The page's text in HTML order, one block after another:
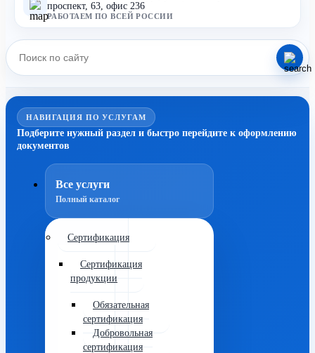
проспект, 63, офис 236
РАБОТАЕМ ПО ВСЕЙ РОССИИ
НАВИГАЦИЯ ПО УСЛУГАМ
Подберите нужный раздел и быстро перейдите к оформлению
документов
Все услуги
Полный каталог
Сертификация
Сертификация
продукции
Обязательная
сертификация
Добровольная
сертификация